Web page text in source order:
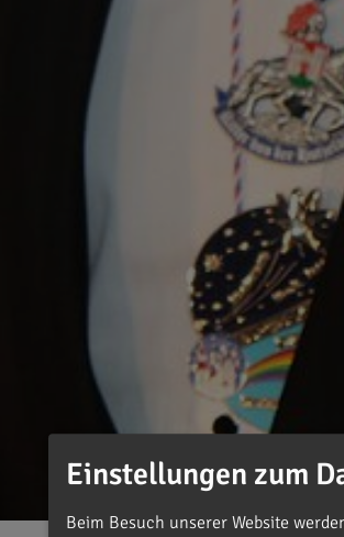
Einstellungen zum
Beim Besuch unserer Website